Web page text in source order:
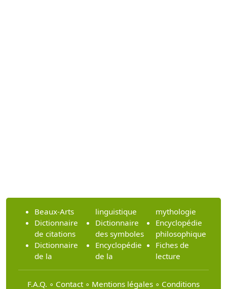
Beaux-Arts
Dictionnaire
de citations
Dictionnaire
de la
linguistique
Dictionnaire
des symboles
Encyclopédie
de la
mythologie
Encyclopédie
philosophique
Fiches de
lecture
F.A.Q. ∘ Contact∘ Mentions légales ∘ Conditions